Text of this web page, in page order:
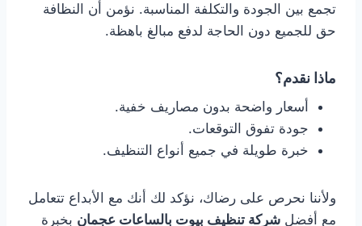
تجمع بين الجودة والتكلفة المناسبة. نؤمن أن النظافة
حق للجميع دون الحاجة لدفع مبالغ باهظة.
ماذا نقدم؟
أسعار واضحة بدون مصاريف خفية.
جودة تفوق التوقعات.
خبرة طويلة في جميع أنواع التنظيف.
ولأننا نحرص على رضاك، نؤكد لك أنك مع الأبداع تتعامل
مع أفضل شركة تنظيف بيوت بالساعات عجمان بخبرة